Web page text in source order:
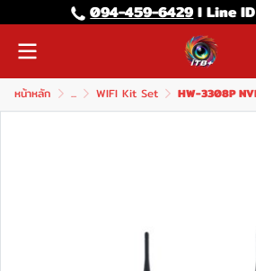
094-459-6429l Line
หน้าหลัก ... WIFI Kit Set HW-3308P NVR